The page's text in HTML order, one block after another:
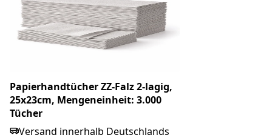
Papierhandtücher ZZ-Falz 2-lagig,
25x23cm, Mengeneinheit: 3.000
Tücher
Versand innerhalb Deutschlands